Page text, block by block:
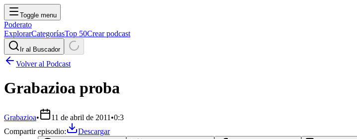
Toggle menu
Poderato
ExplorarCategoríasTop 50Crear podcast
Ir al Buscador
Volver al Podcast
Grabazioa proba
Grabazioa• 11 de abril de 2011 •0:3
Compartir episodio:
Descargar